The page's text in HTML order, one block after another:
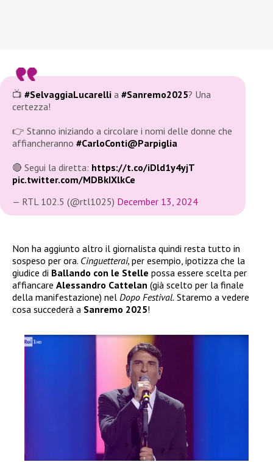
📺 #SelvaggiaLucarelli a #Sanremo2025? Una
certezza!
👉 Stanno iniziando a circolare i nomi delle donne che
affiancheranno #CarloConti@Parpiglia
🔴 Segui la diretta: https://t.co/iDld1y4yjT
pic.twitter.com/MDBkIXlkCe
— RTL 102.5 (@rtl1025) December 13, 2024
Non ha aggiunto altro il giornalista quindi resta tutto in
sospeso per ora. Cinguetterai, per esempio, ipotizza che la
giudice di Ballando con le Stelle possa essere scelta per
affiancare Alessandro Cattelan (già scelto per la finale
della manifestazione) nel Dopo Festival. Staremo a vedere
cosa succederà a Sanremo 2025!